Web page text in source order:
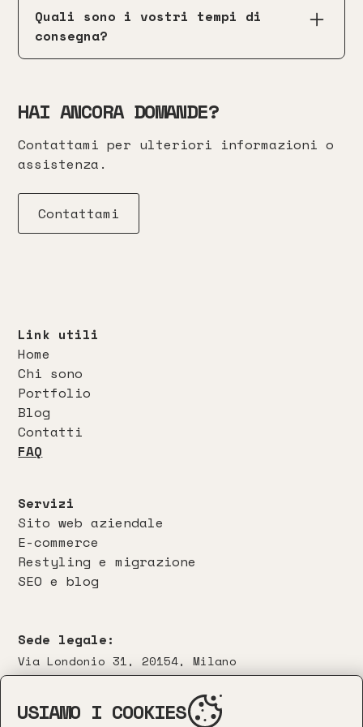
un sito facile da usare e durante il
lavoro ti insegnerò tutto ciò che
dovrai sapere per gestirlo al
Quali sono i vostri tempi di
consegna?
fornirti una stima più precisa
HAI ANCORA DOMANDE?
Contattami per ulteriori informazioni o
assistenza.
Contattami
Sede legale:
Via Londonio 31, 20154, Milano
info@leonefinzi.com
Link utili
Home
Chi sono
Portfolio
Blog
Contatti
FAQ
Servizi
Sito web aziendale
E-commerce
Restyling e migrazione
SEO e blog
USIAMO I COOKIES